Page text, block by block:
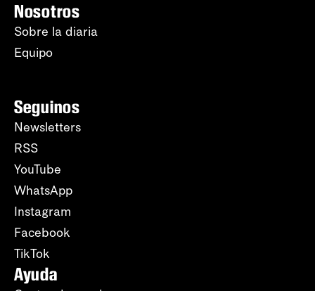
Nosotros
Sobre la diaria
Equipo
Seguinos
Newsletters
RSS
YouTube
WhatsApp
Instagram
Facebook
TikTok
Ayuda